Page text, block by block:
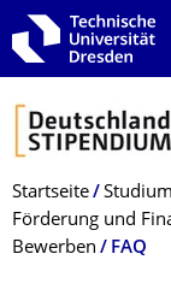
Zur
Zur Suche springen
Zum Inhalt springen
Breadcrumb-Menü
Startseite Studium
Förderung und
Bewerben
FAQ